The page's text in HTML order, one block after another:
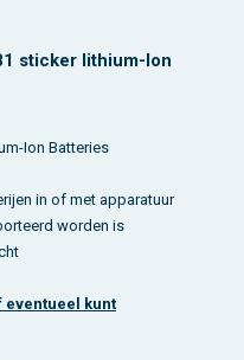
sticker lithium-Ion
Ion Batteries
in of met apparatuur
worden is
kunt